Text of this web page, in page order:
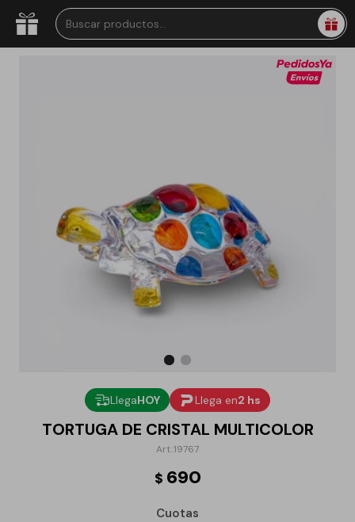
LlegaHOY Llega en2 hs
TORTUGA DE CRISTAL MULTICOLOR
19767
$ 690
Cuotas